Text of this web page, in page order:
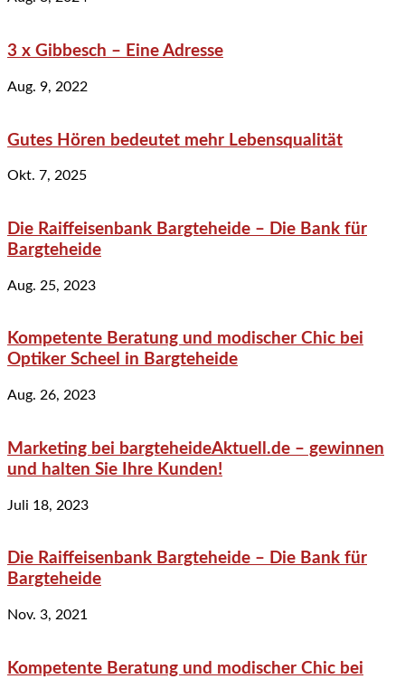
3 x Gibbesch – Eine Adresse
Aug. 9, 2022
Gutes Hören bedeutet mehr Lebensqualität
Okt. 7, 2025
Die Raiffeisenbank Bargteheide – Die Bank für
Bargteheide
Aug. 25, 2023
Kompetente Beratung und modischer Chic bei
Optiker Scheel in Bargteheide
Aug. 26, 2023
Marketing bei bargteheideAktuell.de – gewinnen
und halten Sie Ihre Kunden!
Juli 18, 2023
Die Raiffeisenbank Bargteheide – Die Bank für
Bargteheide
Nov. 3, 2021
Kompetente Beratung und modischer Chic bei